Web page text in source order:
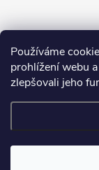
Používáme
prohlížení webu
zlepšovali jeho
Copyright 2026